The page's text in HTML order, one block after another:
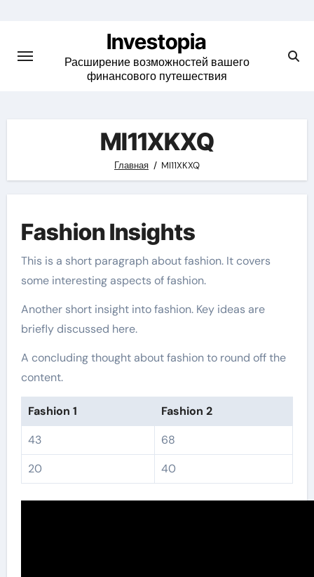
content
Investopia
Расширение возможностей вашего
финансового путешествия
MI11XKXQ
Главная MI11XKXQ
Fashion Insights
This is a short paragraph about fashion. It covers
some interesting aspects of fashion.
Another short insight into fashion. Key ideas are
briefly discussed here.
A concluding thought about fashion to round off the
content.
Fashion 1
Fashion 2
43
68
20
40